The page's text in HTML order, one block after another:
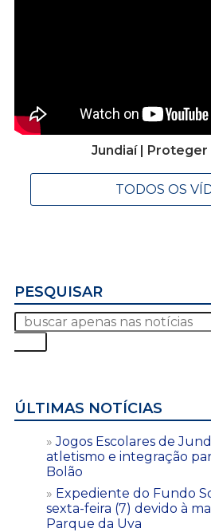
Jundiaí | Proteger
TODOS OS
PESQUISAR
ÚLTIMAS NOTÍCIAS
Jogos Escolares de
atletismo e integração
Bolão
Expediente do Fundo
sexta-feira (7) devido à
Parque da Uva